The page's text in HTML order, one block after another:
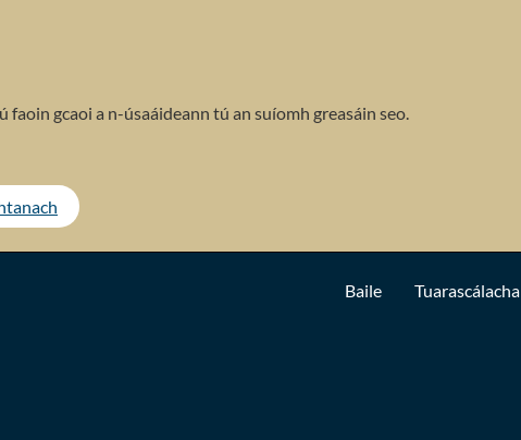
gcaoi a n-úsaáideann tú an suíomh greasáin seo.
Baile Tuarascálacha